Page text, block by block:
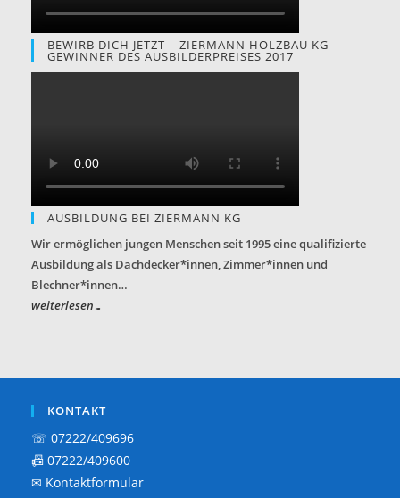
BEWIRB DICH JETZT – ZIERMANN HOLZBAU KG –
GEWINNER DES AUSBILDERPREISES 2017
AUSBILDUNG BEI ZIERMANN KG
Wir ermöglichen jungen Menschen seit 1995 eine qualifizierte
Ausbildung als Dachdecker*innen, Zimmer*innen und
Blechner*innen…
weiterlesen…
KONTAKT
☏ 07222/409696
📠 07222/409600
✉ Kontaktformular